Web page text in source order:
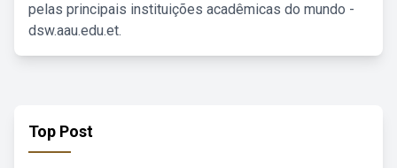
pelas principais instituições acadêmicas do mundo -
dsw.aau.edu.et.
Top Post